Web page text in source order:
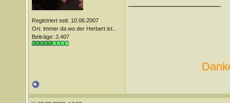
Registriert seit: 10.06.2007
Ort: immer da wo der Herbert ist...
Beiträge: 3.407